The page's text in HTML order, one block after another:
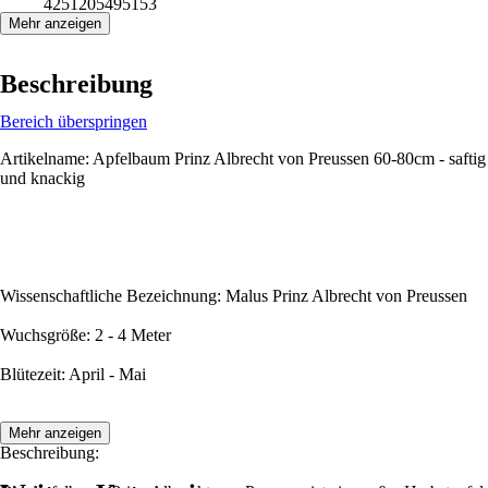
4251205495153
Mehr anzeigen
Beschreibung
Bereich überspringen
Artikelname: Apfelbaum Prinz Albrecht von Preussen 60-80cm - saftig
und knackig
Wissenschaftliche Bezeichnung: Malus Prinz Albrecht von Preussen
Wuchsgröße: 2 - 4 Meter
Blütezeit: April - Mai
Beschreibung:
Mehr anzeigen